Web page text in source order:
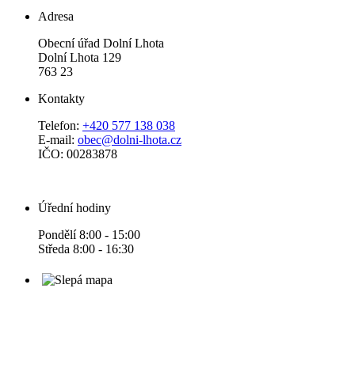
Adresa
Obecní úřad Dolní Lhota
Dolní Lhota 129
763 23
Kontakty
Telefon: +420 577 138 038
E-mail: obec@dolni-lhota.cz
IČO: 00283878
Úřední hodiny
Pondělí 8:00 - 15:00
Středa 8:00 - 16:30